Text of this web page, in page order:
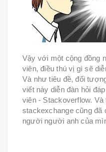
Vậy với một cộng đồng
viên, điều thú vị gì sẽ
Và như tiêu đề, đối
viết này diễn đàn hỏi
viên - Stackoverflow.
stackexchange cũng đã
người người anh của